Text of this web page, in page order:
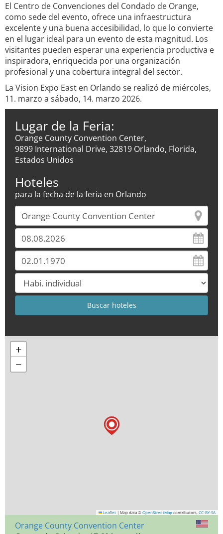
El Centro de Convenciones del Condado de Orange,
como sede del evento, ofrece una infraestructura
excelente y una buena accesibilidad, lo que lo convierte
en el lugar ideal para un evento de esta magnitud. Los
visitantes pueden esperar una experiencia productiva e
inspiradora, enriquecida por una organización
profesional y una cobertura integral del sector.
La Vision Expo East en Orlando se realizó de miércoles,
11. marzo a sábado, 14. marzo 2026.
Lugar de la Feria:
Orange County Convention Center,
9899 International Drive, 32819 Orlando, Florida,
Estados Unidos
Hoteles
para la fecha de la feria en Orlando
+
−
Leaflet | Map data © OpenStreetMap contributors, CC-BY-SA
Orange County Convention Center